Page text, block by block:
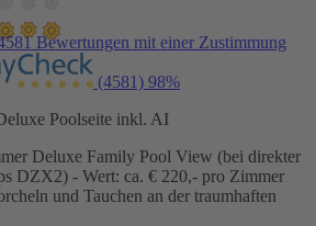
Bewertungen mit einer Zustimmung
(4581) 98%
Poolseite inkl. AI
Deluxe Family Pool View (bei direkter
DZX2) - Wert: ca. € 220,- pro Zimmer
und Tauchen an der traumhaften